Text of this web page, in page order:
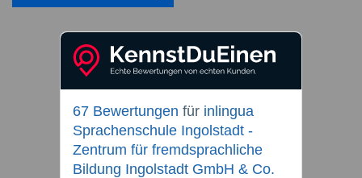
67 Bewertungen für inlingua
Sprachenschule Ingolstadt -
Zentrum für fremdsprachliche
Bildung Ingolstadt GmbH & Co.